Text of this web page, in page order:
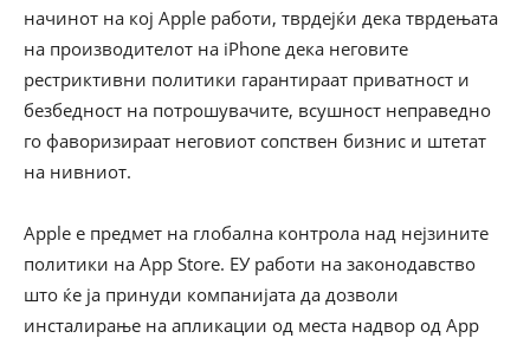
начинот на кој Apple работи, тврдејќи дека тврдењата
на производителот на iPhone дека неговите
рестриктивни политики гарантираат приватност и
безбедност на потрошувачите, всушност неправедно
го фаворизираат неговиот сопствен бизнис и штетат
на нивниот.
Apple е предмет на глобална контрола над нејзините
политики на App Store. ЕУ работи на законодавство
што ќе ја принуди компанијата да дозволи
инсталирање на апликации од места надвор од App